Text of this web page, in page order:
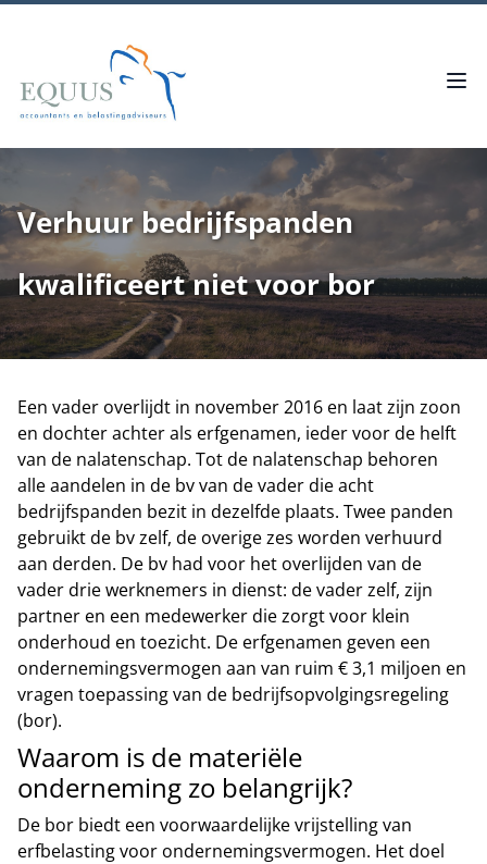
Verhuur bedrijfspanden
kwalificeert niet voor bor
Een vader overlijdt in november 2016 en laat zijn zoon
en dochter achter als erfgenamen, ieder voor de helft
van de nalatenschap. Tot de nalatenschap behoren
alle aandelen in de bv van de vader die acht
bedrijfspanden bezit in dezelfde plaats. Twee panden
gebruikt de bv zelf, de overige zes worden verhuurd
aan derden. De bv had voor het overlijden van de
vader drie werknemers in dienst: de vader zelf, zijn
partner en een medewerker die zorgt voor klein
onderhoud en toezicht. De erfgenamen geven een
ondernemingsvermogen aan van ruim € 3,1 miljoen en
vragen toepassing van de bedrijfsopvolgingsregeling
(bor).
Waarom is de materiële
onderneming zo belangrijk?
De bor biedt een voorwaardelijke vrijstelling van
erfbelasting voor ondernemingsvermogen. Het doel